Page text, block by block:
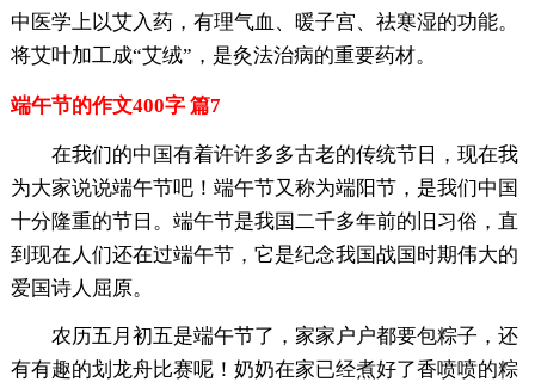
中医学上以艾入药，有理气血、暖子宫、祛寒湿的功能。
将艾叶加工成“艾绒”，是灸法治病的重要药材。
端午节的作文400字 篇7
在我们的中国有着许许多多古老的传统节日，现在我
为大家说说端午节吧！端午节又称为端阳节，是我们中国
十分隆重的节日。端午节是我国二千多年前的旧习俗，直
到现在人们还在过端午节，它是纪念我国战国时期伟大的
爱国诗人屈原。
农历五月初五是端午节了，家家户户都要包粽子，还
有有趣的划龙舟比赛呢！奶奶在家已经煮好了香喷喷的粽